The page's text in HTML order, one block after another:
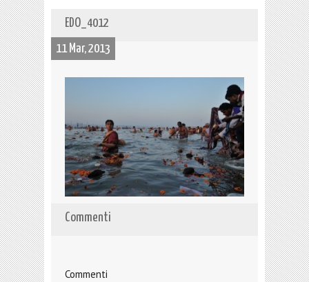
EDO_4012
11 Mar, 2013
Commenti
Commenti